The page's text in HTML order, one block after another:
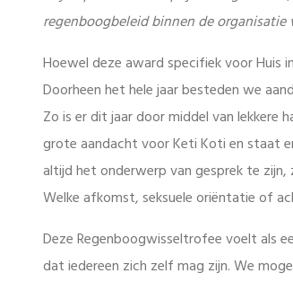
regenboogbeleid binnen de organisatie
Hoewel deze award specifiek voor Huis
Doorheen het hele jaar besteden we
Zo is er dit jaar door middel van lekkere
grote aandacht voor Keti Koti en staat
altijd het onderwerp van gesprek te zijn,
Welke afkomst, seksuele oriëntatie of
Deze Regenboogwisseltrofee voelt als
dat iedereen zich zelf mag zijn. We